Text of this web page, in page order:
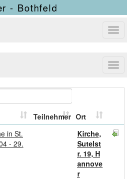
- Bothfeld
Teilnehmer Ort
in St.
- 29.
Kirche,
Sutelst
r. 19, H
annove
r